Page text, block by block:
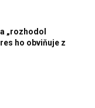
„rozhodol
ho obviňuje z